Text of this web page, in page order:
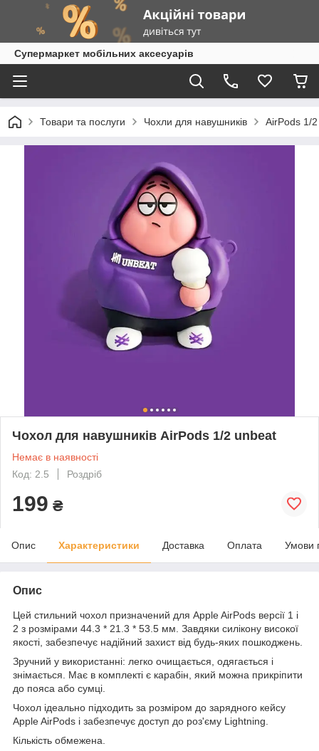
Супермаркет мобільних аксесуарів
Товари та послуги Чохли для навушників AirPods 1/2
Чохол для навушників AirPods 1/2 unbeat
Немає в наявності
Код: 2.5
Роздріб
199 ₴
Опис Характеристики Доставка Оплата Умови
Опис
Цей стильний чохол призначений для Apple AirPods версії 1 і
2 з розмірами 44.3 * 21.3 * 53.5 мм. Завдяки силікону високої
якості, забезпечує надійний захист від будь-яких пошкоджень.
Зручний у використанні: легко очищається, одягається і
знімається. Має в комплекті є карабін, який можна прикріпити
до пояса або сумці.
Чохол ідеально підходить за розміром до зарядного кейсу
Apple AirPods і забезпечує доступ до роз'єму Lightning.
Кількість обмежена.